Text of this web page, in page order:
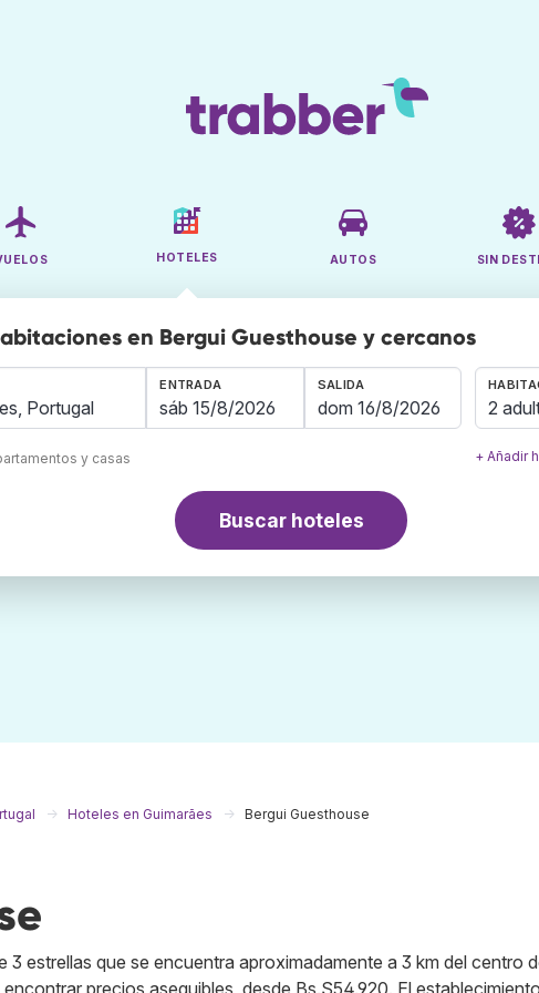
HOTELES AUTOS SIN
en Bergui Guesthouse y cercanos
y casas
ENTRADA SALIDA
2
+ Añadir
Buscar hoteles
Hoteles en Guimarães Bergui Guesthouse
3 estrellas que se encuentra aproximadamente a 3 km del centro
precios asequibles, desde Bs.S54.920. El